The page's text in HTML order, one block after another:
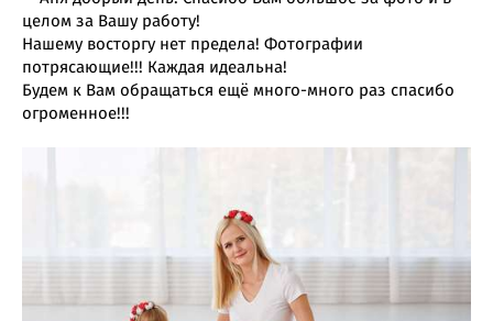
целом за Вашу работу!
Нашему восторгу нет предела! Фотографии
потрясающие!!! Каждая идеальна!
Будем к Вам обращаться ещё много-много раз спасибо
огроменное!!!